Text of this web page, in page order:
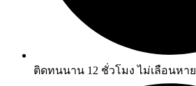
ติดทนนาน 12 ชั่วโมง ไม่เลือนหาย